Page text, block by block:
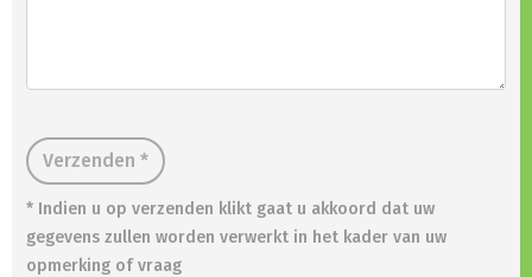
Verzenden *
* Indien u op verzenden klikt gaat u akkoord dat uw
gegevens zullen worden verwerkt in het kader van uw
opmerking of vraag